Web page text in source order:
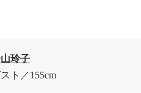
玲子
ト
155cm